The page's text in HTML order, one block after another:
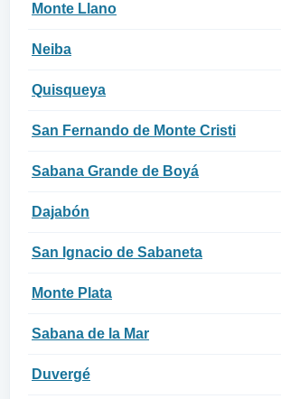
Monte Llano
Neiba
Quisqueya
San Fernando de Monte Cristi
Sabana Grande de Boyá
Dajabón
San Ignacio de Sabaneta
Monte Plata
Sabana de la Mar
Duvergé